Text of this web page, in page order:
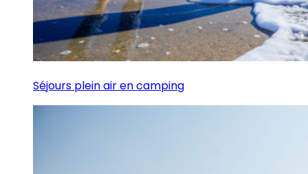
Séjours plein air en camping